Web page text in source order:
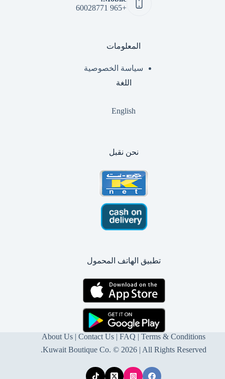
+965 60028771
المعلومات
سياسة الخصوصية
اللغة
English
نحن نقبل
تطبيق الهاتف المحمول
About Us |Contact Us | FAQ |Terms & Conditions
Kuwait Boutique Co. © 2026 | All Rights Reserved.